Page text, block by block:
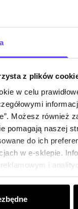
z plików
w celu
Możesz również
pomagają naszej
do ich
w e-sklepie.
i
podczas